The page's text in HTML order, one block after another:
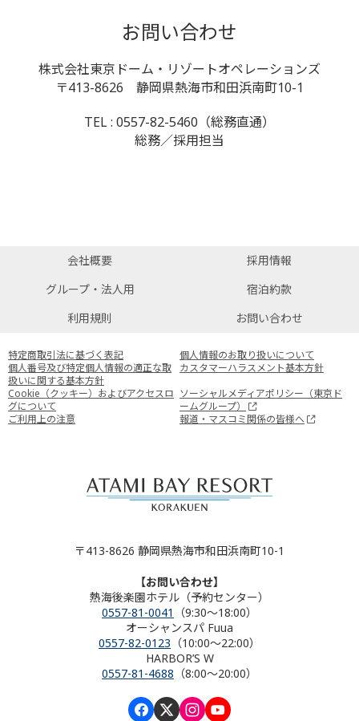
お問い合わせ
株式会社東京ドーム・リゾートオペレーションズ
〒413-8626 静岡県熱海市和田浜南町10-1
TEL : 0557-82-5460（総務直通）
総務／採用担当
会社概要
採用情報
グループ・法人用
宿泊約款
利用規則
お問い合わせ
特定商取引法に基づく表記
個人情報のお取り扱いについて
個人番号及び特定個人情報の適正な取
扱いに関する基本方針
カスタマーハラスメント基本方針
Cookie（クッキー）およびアクセスロ
グについて
ソーシャルメディアポリシー（東京ド
ームグループ）
ご利用上の注意
報道・マスコミ関係の皆様へ
〒413-8626 静岡県熱海市和田浜南町10-1
【お問い合わせ】
熱海後楽園ホテル（予約センター）
0557-81-0041
（9:30～18:00）
オーシャンスパ Fuua
0557-82-0123 （10:00～22:00）
HARBOR’S W
0557-81-4688 （8:00～20:00）